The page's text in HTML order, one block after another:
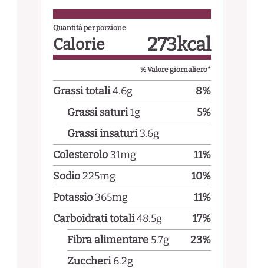
Quantità per porzione
Calorie 273kcal
% Valore giornaliero*
Grassi totali4.6g 8%
Grassi saturi1g 5%
Grassi insaturi 3.6g
Colesterolo 31mg 11%
Sodio225mg 10%
Potassio 365mg 11%
Carboidrati totali48.5g 17%
Fibra alimentare 5.7g 23%
Zuccheri 6.2g